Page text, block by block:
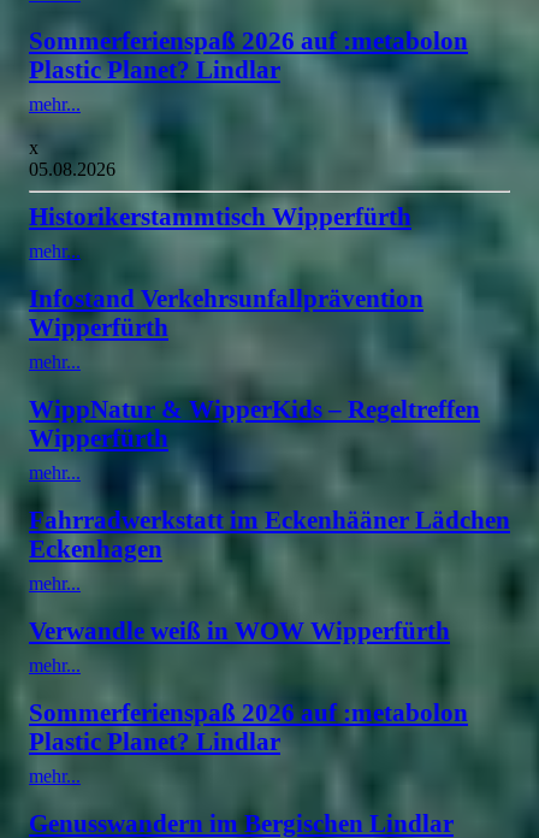
Sommerferienspaß 2026 auf :metabolon
Plastic Planet? Lindlar
mehr...
x
05.08.2026
Historikerstammtisch Wipperfürth
mehr...
Infostand Verkehrsunfallprävention
Wipperfürth
mehr...
WippNatur & WipperKids – Regeltreffen
Wipperfürth
mehr...
Fahrradwerkstatt im Eckenhääner Lädchen
Eckenhagen
mehr...
Verwandle weiß in WOW Wipperfürth
mehr...
Sommerferienspaß 2026 auf :metabolon
Plastic Planet? Lindlar
mehr...
Genusswandern im Bergischen Lindlar